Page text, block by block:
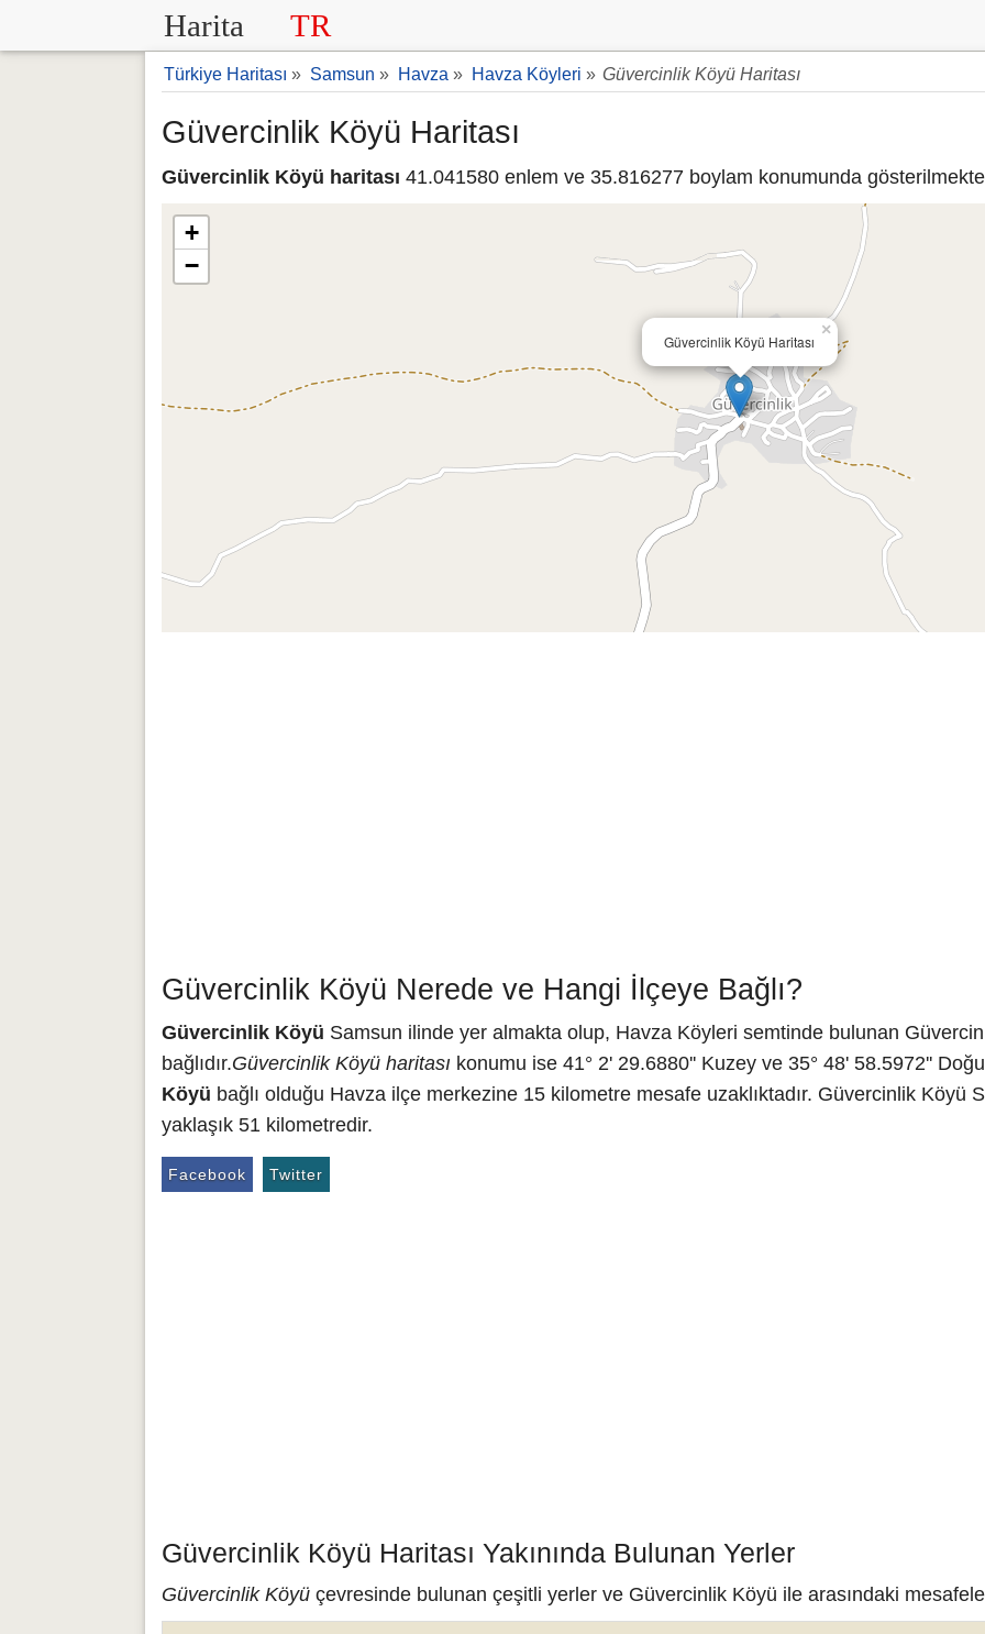
Harita TR
Türkiye Haritası » Samsun » Havza » Havza Köyleri » Güvercinlik Köyü Haritası
Güvercinlik Köyü Haritası
Güvercinlik Köyü haritası 41.041580 enlem ve 35.816277 boylam konumunda
Güvercinlik Köyü Haritası
×
+
−
Güvercinlik Köyü Nerede ve Hangi İlçeye Bağlı?
Güvercinlik Köyü Samsun ilinde yer almakta olup, Havza Köyleri semtinde bulunan
bağlıdır.Güvercinlik Köyü haritası konumu ise 41° 2' 29.6880'' Kuzey ve 35° 48' 58.5972''
Köyü bağlı olduğu Havza ilçe merkezine 15 kilometre mesafe uzaklıktadır. Güvercinlik Köyü
yaklaşık 51 kilometredir.
Facebook Twitter
Güvercinlik Köyü Haritası Yakınında Bulunan Yerler
Güvercinlik Köyü çevresinde bulunan çeşitli yerler ve Güvercinlik Köyü ile arasındaki